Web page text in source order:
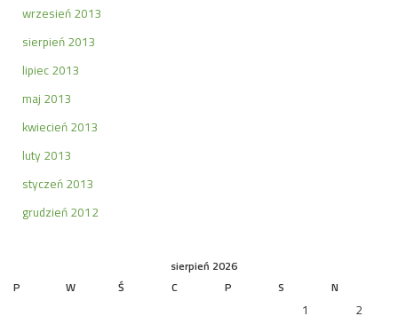
wrzesień 2013
sierpień 2013
lipiec 2013
maj 2013
kwiecień 2013
luty 2013
styczeń 2013
grudzień 2012
sierpień 2026
P
W Ś C P S N
1
2